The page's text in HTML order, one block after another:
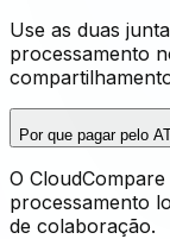
Use as duas
processamento
Por que pagar pelo
O
processamento
de colaboração.